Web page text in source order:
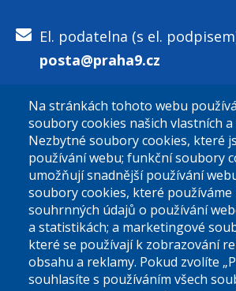
El. podatelna (s el.
posta@praha9.cz
El. podatelna (bez el.
podatelna@praha9.cz
Úřední dny:
Na stránkách tohoto webu
soubory cookies našich vlastních
Nezbytné soubory cookies, které
používání webu; funkční soubory
umožňují snadnější používání
soubory cookies, které
souhrnných údajů o používání
a statistikách; a marketingové
které se používají k zobrazování
obsahu a reklamy. Pokud zvolíte
souhlasíte s používáním všech